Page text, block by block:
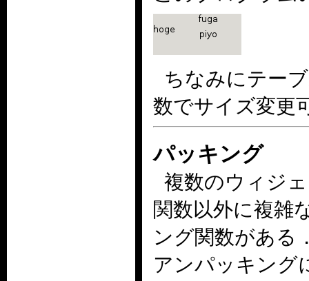
ちなみにテー
数でサイズ変更
パッキング
複数のウィジ
関数以外に複雑
ング関数がある
アンパッキング